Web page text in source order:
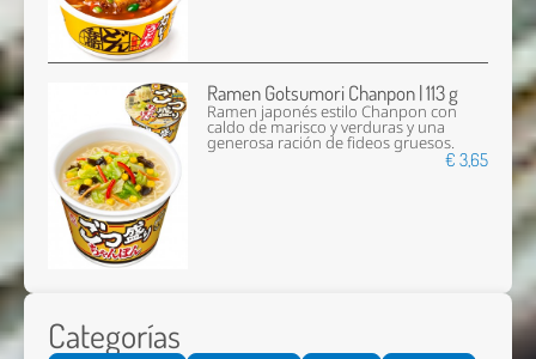
Ramen Gotsumori Chanpon | 113 g
Ramen japonés estilo Chanpon con
caldo de marisco y verduras y una
generosa ración de fideos gruesos.
€ 3,65
Categorías